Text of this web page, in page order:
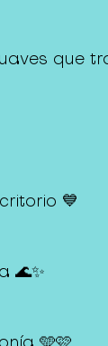
que
💙
🌊✨